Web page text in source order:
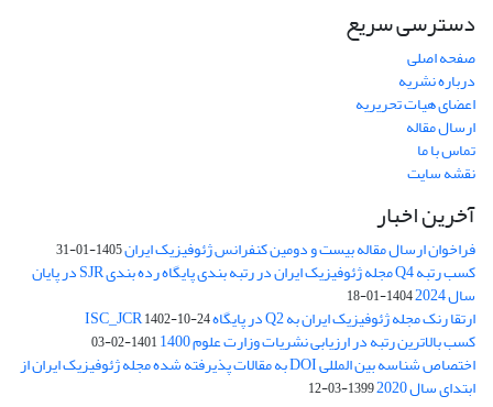
دسترسی سریع
صفحه اصلی
درباره نشریه
اعضای هیات تحریریه
ارسال مقاله
تماس با ما
نقشه سایت
آخرین اخبار
فراخوان ارسال مقاله بیست و دومین کنفرانس ژئوفیزیک ایران1405-01-31
کسب رتبه Q4 مجله ژئوفیزیک ایران در رتبه بندی پایگاه رده بندی SJR در پایان
سال 2024 1404-01-18
ارتقا رنک مجله ژئوفیزیک ایران به Q2 در پایگاه ISC_JCR 1402-10-24
کسب بالاترین رتبه در ارزیابی نشریات وزارت علوم 1400 1401-02-03
اختصاص شناسه بین المللی DOI به مقالات پذیرفته شده مجله ژئوفیزیک ایران از
ابتدای سال 2020 1399-03-12